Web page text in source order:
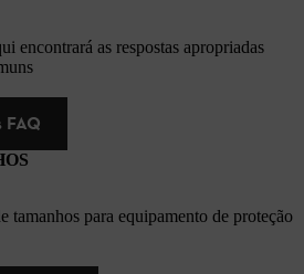
encontrará as respostas apropriadas
FAQ
tamanhos para equipamento de proteção